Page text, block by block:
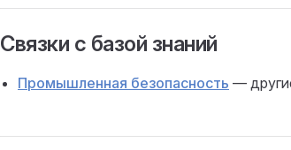
Связки с базой знаний
Промышленная безопасность —